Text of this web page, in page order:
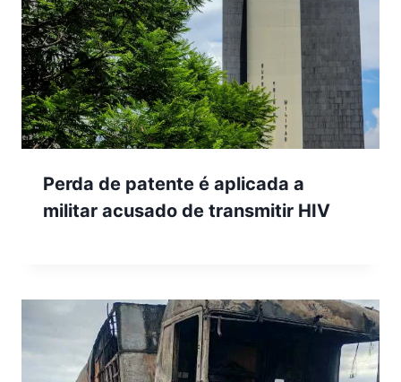
Perda de patente é aplicada a
militar acusado de transmitir HIV